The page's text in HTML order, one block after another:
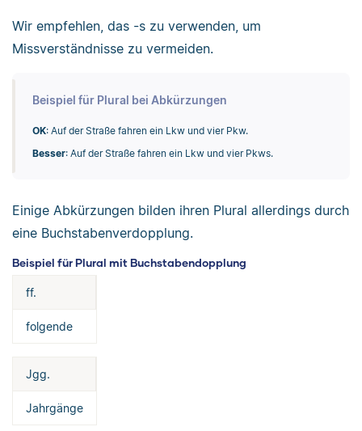
Wir empfehlen, das -s zu verwenden, um
Missverständnisse zu vermeiden.
Beispiel für Plural bei Abkürzungen
OK: Auf der Straße fahren ein Lkw und vier Pkw.
Besser: Auf der Straße fahren ein Lkw und vier Pkws.
Einige Abkürzungen bilden ihren Plural allerdings durch
eine Buchstabenverdopplung.
Beispiel für Plural mit Buchstabendopplung
ff.
folgende
Jgg.
Jahrgänge